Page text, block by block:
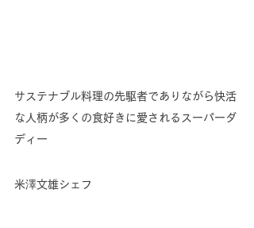
サステナブル料理の先駆者でありながら快活
な人柄が多くの食好きに愛されるスーパーダ
ディー
米澤文雄シェフ